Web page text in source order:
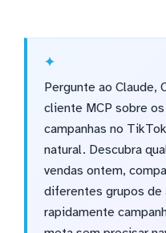
Pergunte ao Claude,
cliente MCP sobre
campanhas no
natural. Descubra
vendas ontem,
diferentes grupos de
rapidamente